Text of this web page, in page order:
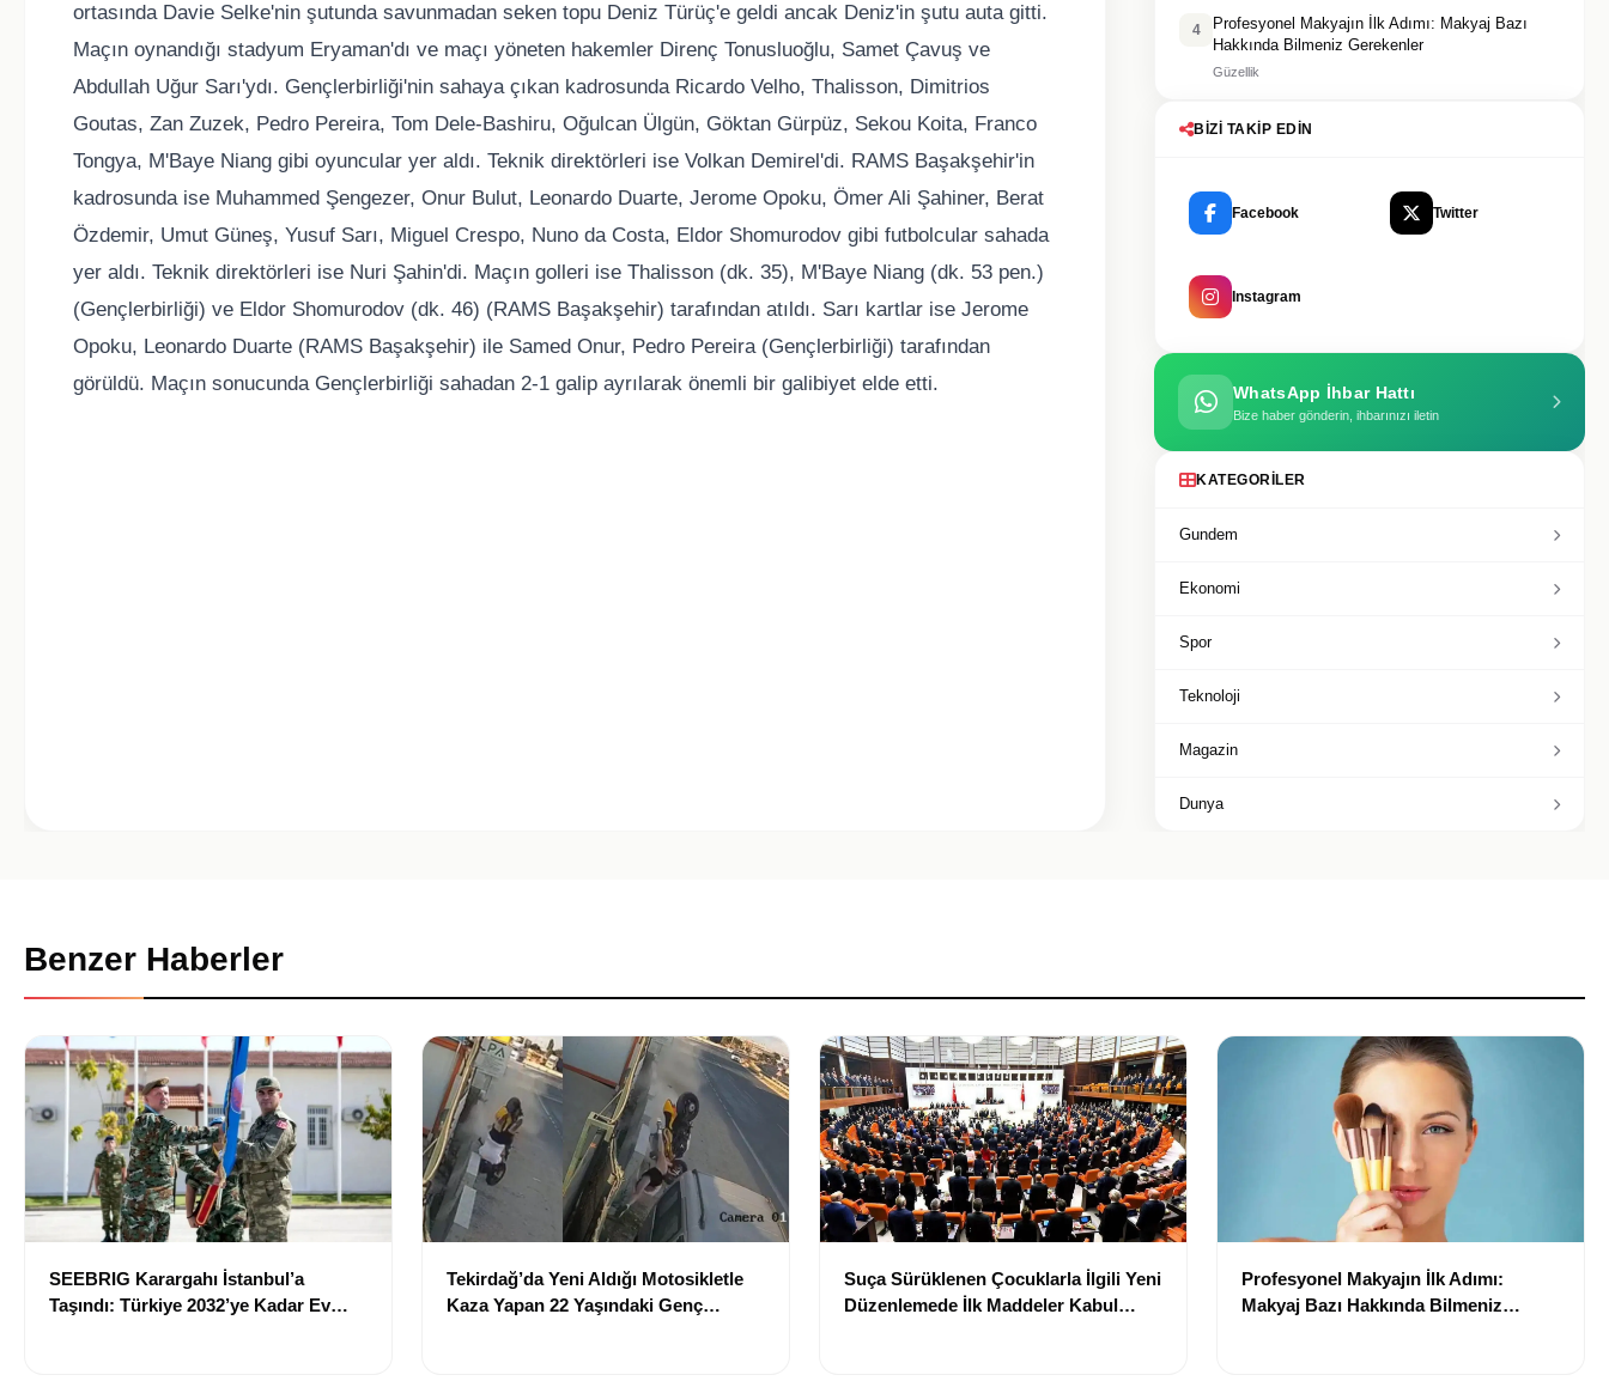
ortasında Davie Selke'nin şutunda savunmadan seken topu Deniz Türüç'e geldi ancak Deniz'in şutu auta gitti.
Maçın oynandığı stadyum Eryaman'dı ve maçı yöneten hakemler Direnç Tonusluoğlu, Samet Çavuş ve
Abdullah Uğur Sarı'ydı. Gençlerbirliği'nin sahaya çıkan kadrosunda Ricardo Velho, Thalisson, Dimitrios
Goutas, Zan Zuzek, Pedro Pereira, Tom Dele-Bashiru, Oğulcan Ülgün, Göktan Gürpüz, Sekou Koita, Franco
Tongya, M'Baye Niang gibi oyuncular yer aldı. Teknik direktörleri ise Volkan Demirel'di. RAMS Başakşehir'in
kadrosunda ise Muhammed Şengezer, Onur Bulut, Leonardo Duarte, Jerome Opoku, Ömer Ali Şahiner, Berat
Özdemir, Umut Güneş, Yusuf Sarı, Miguel Crespo, Nuno da Costa, Eldor Shomurodov gibi futbolcular sahada
yer aldı. Teknik direktörleri ise Nuri Şahin'di. Maçın golleri ise Thalisson (dk. 35), M'Baye Niang (dk. 53 pen.)
(Gençlerbirliği) ve Eldor Shomurodov (dk. 46) (RAMS Başakşehir) tarafından atıldı. Sarı kartlar ise Jerome
Opoku, Leonardo Duarte (RAMS Başakşehir) ile Samed Onur, Pedro Pereira (Gençlerbirliği) tarafından
görüldü. Maçın sonucunda Gençlerbirliği sahadan 2-1 galip ayrılarak önemli bir galibiyet elde etti.
4
Profesyonel Makyajın İlk Adımı: Makyaj Bazı
Hakkında Bilmeniz Gerekenler
Güzellik
BIZI TAKIP EDIN
Facebook Twitter
Instagram
WhatsApp İhbar Hattı
Bize haber gönderin, ihbarınızı iletin
KATEGORILER
Gundem
Ekonomi
Spor
Teknoloji
Magazin
Dunya
Benzer Haberler
SEEBRIG Karargahı İstanbul’a
Taşındı: Türkiye 2032’ye Kadar Ev
Tekirdağ’da Yeni Aldığı Motosikletle
Kaza Yapan 22 Yaşındaki Genç
Suça Sürüklenen Çocuklarla İlgili Yeni
Düzenlemede İlk Maddeler Kabul
Profesyonel Makyajın İlk Adımı:
Makyaj Bazı Hakkında Bilmeniz